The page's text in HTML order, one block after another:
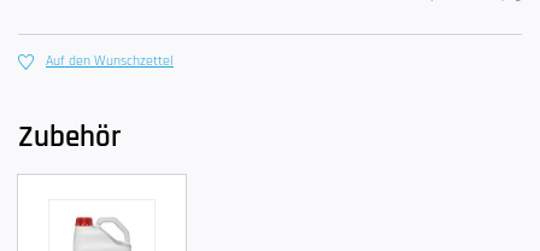
Auf den Wunschzettel
Zubehör